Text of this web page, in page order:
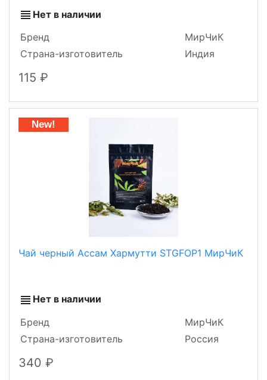
Нет в наличии
Бренд
МирЧиК
Страна-изготовитель
Индия
115
Чай черный Ассам Хармутти STGFOP1 МирЧиК
Нет в наличии
Бренд
МирЧиК
Страна-изготовитель
Россия
340
New!